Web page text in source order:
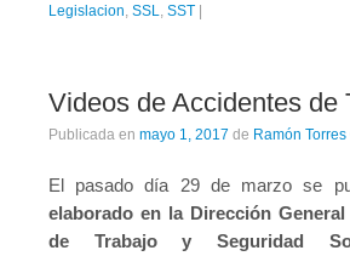
Legislacion, SSL, SST |
Videos de Accidentes de
Publicada en mayo 1, 2017 de Ramón Torres
El pasado día 29 de marzo se
elaborado en la Dirección
de Trabajo y Seguridad